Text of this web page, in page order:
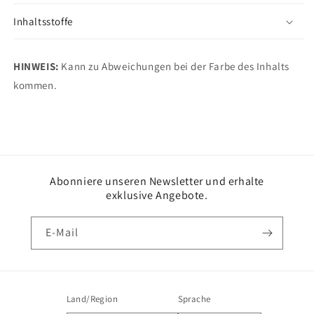
Inhaltsstoffe
HINWEIS: Kann zu Abweichungen bei der Farbe des Inhalts
kommen.
Abonniere unseren Newsletter und erhalte
exklusive Angebote.
E-Mail
Land/Region Sprache